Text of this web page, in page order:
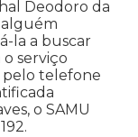
Deodoro da
alguém
la a buscar
serviço
pelo telefone
o SAMU